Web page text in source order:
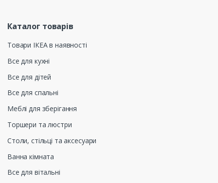
Каталог товарів
Товари ІКЕА в наявності
Все для кухні
Все для дітей
Все для спальні
Меблі для зберігання
Торшери та люстри
Столи, стільці та аксесуари
Ванна кімната
Все для вітальні